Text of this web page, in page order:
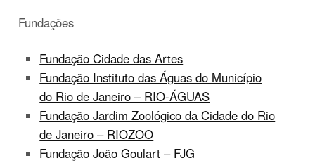
Fundações
Fundação Cidade das Artes
Fundação Instituto das Águas do Município
do Rio de Janeiro – RIO-ÁGUAS
Fundação Jardim Zoológico da Cidade do Rio
de Janeiro – RIOZOO
Fundação João Goulart – FJG